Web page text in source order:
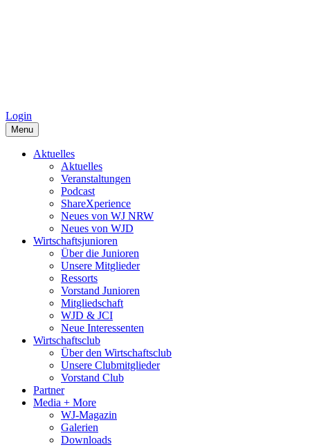
Login
Menu
Aktuelles
Aktuelles
Veranstaltungen
Podcast
ShareXperience
Neues von WJ NRW
Neues von WJD
Wirtschaftsjunioren
Über die Junioren
Unsere Mitglieder
Ressorts
Vorstand Junioren
Mitgliedschaft
WJD & JCI
Neue Interessenten
Wirtschaftsclub
Über den Wirtschaftsclub
Unsere Clubmitglieder
Vorstand Club
Partner
Media + More
WJ-Magazin
Galerien
Downloads